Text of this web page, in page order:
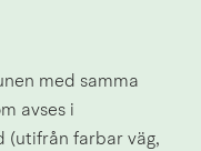
med samma
avses i
(utifrån farbar väg,